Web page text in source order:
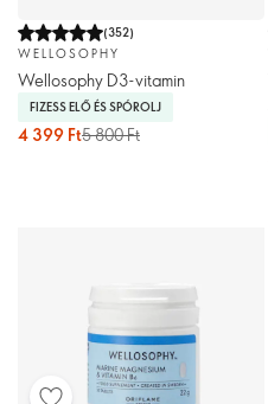
(352)
WELLOSOPHY
Wellosophy D3-vitamin
FIZESS ELŐ ÉS SPÓROLJ
4 399 Ft5 800 Ft